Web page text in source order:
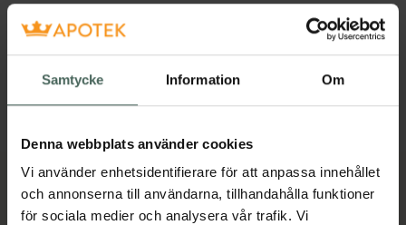
Samtycke Information Om
Denna webbplats använder cookies
Vi använder enhetsidentifierare för att anpassa innehållet
och annonserna till användarna, tillhandahålla funktioner
för sociala medier och analysera vår trafik. Vi
*Gäller ej receptbelagda och förskrivna varor,
modersmjölksersättning, produkter från The Ordinary,
tjänster eller redan rabatterade varor. Rabattkoden är giltig i
14 dagar från den dag du fick födelsedags-SMS:et.